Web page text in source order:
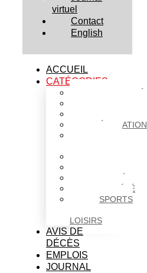
virtuel
Contact
English
ACCUEIL
CATÉGORIES
ÉDUCATION
SOCIÉTÉ
SPORTS
LOISIRS
AVIS DE
DÉCÈS
EMPLOIS
JOURNAL